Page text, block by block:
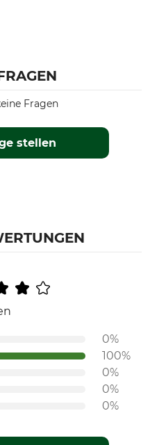
stellen
Fragen
0%
100%
0%
0%
0%